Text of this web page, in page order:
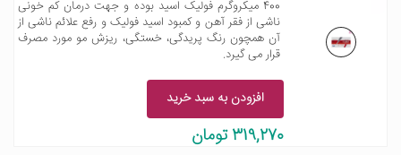
400 میکروگرم فولیک اسید بوده و جهت درمان کم خونی
ناشی از فقر آهن و کمبود اسید فولیک و رفع علائم ناشی از
آن همچون رنگ پریدگی، خستگی، ریزش مو مورد مصرف
قرار می گیرد.
افزودن به سبد خرید
319,270 تومان